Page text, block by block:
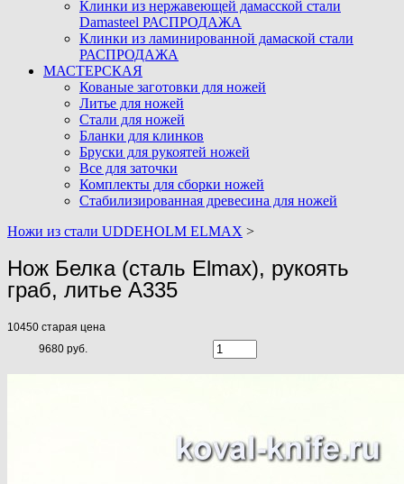
Клинки из нержавеющей дамасской стали
Damasteel РАСПРОДАЖА
Клинки из ламинированной дамаской стали
РАСПРОДАЖА
МАСТЕРСКАЯ
Кованые заготовки для ножей
Литье для ножей
Стали для ножей
Бланки для клинков
Бруски для рукоятей ножей
Все для заточки
Комплекты для сборки ножей
Стабилизированная древесина для ножей
Ножи из стали UDDEHOLM ELMAX >
Нож Белка (сталь Elmax), рукоять
граб, литье A335
10450 старая цена
9680 руб.